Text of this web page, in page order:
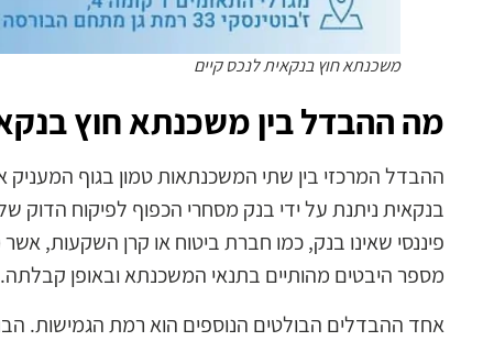
משכנתא חוץ בנקאית לנכס קיים
מה ההבדל בין משכנתא חוץ
ההבדל המרכזי בין שתי המשכנתאות טמון בגוף
בנקאית ניתנת על ידי בנק מסחרי הכפוף לפיקוח הדוק
פיננסי שאינו בנק, כמו חברת ביטוח או קרן השקעות,
מספר היבטים מהותיים בתנאי המשכנתא ובאופן קבלתה.
אחד ההבדלים הבולטים הנוספים הוא רמת הגמישות.